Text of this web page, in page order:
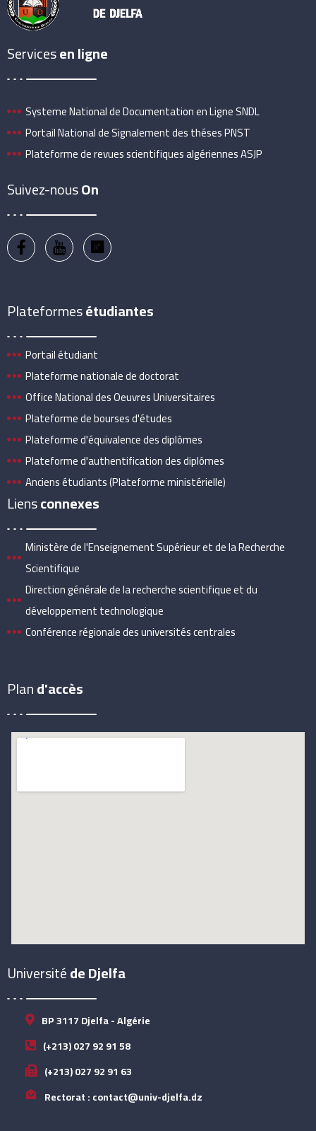
Servicesen ligne
Systeme National de Documentation en Ligne SNDL
Portail National de Signalement des théses PNST
Plateforme de revues scientifiques algériennes ASJP
Suivez-nousOn
Plateformesétudiantes
Portail étudiant
Plateforme nationale de doctorat
Office National des Oeuvres Universitaires
Plateforme de bourses d'études
Plateforme d'équivalence des diplômes
Plateforme d'authentification des diplômes
Anciens étudiants (Plateforme ministérielle)
Liensconnexes
Ministère de l'Enseignement Supérieur et de la Recherche
Scientifique
Direction générale de la recherche scientifique et du
développement technologique
Conférence régionale des universités centrales
Pland'accès
Universitéde Djelfa
BP 3117 Djelfa - Algérie
(+213) 027 92 91 58
(+213) 027 92 91 63
Rectorat : contact@univ-djelfa.dz